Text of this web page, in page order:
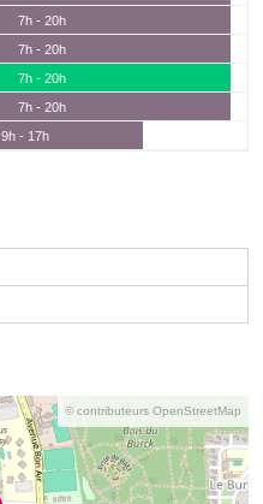
7h - 20h
7h - 20h
7h - 20h
7h - 20h
9h - 17h
© contributeurs OpenStreetMap